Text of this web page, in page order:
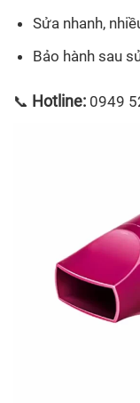
Sửa nhanh,
Bảo hành sau
📞 Hotline: 0949